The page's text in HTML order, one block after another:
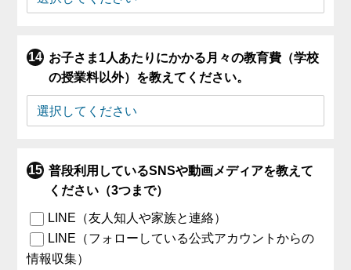
お子さま1人あたりにかかる月々の教育費（学校
の授業料以外）を教えてください。
普段利用しているSNSや動画メディアを教えて
ください（3つまで）
LINE（友人知人や家族と連絡）
LINE（フォローしている公式アカウントからの
情報収集）